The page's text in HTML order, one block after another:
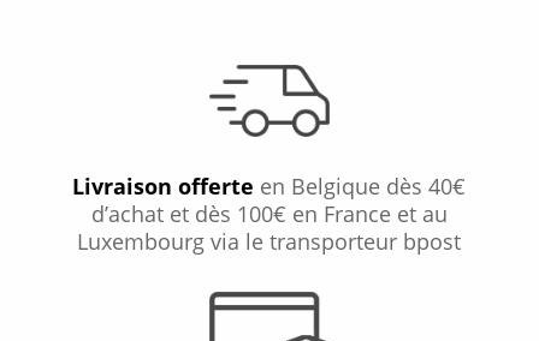
Livraison offerte en Belgique dès 40€
d’achat et dès 100€ en France et au
Luxembourg via le transporteur bpost